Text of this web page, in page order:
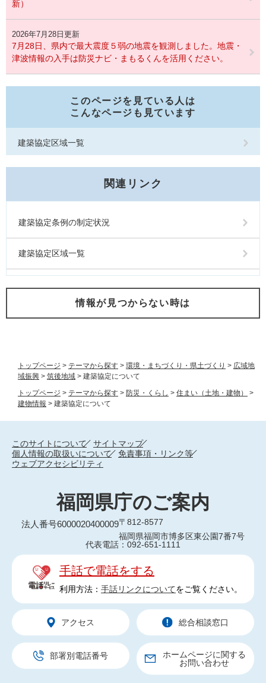
トップページ > テーマから探す > 環境・まちづくり・県土づくり > 広域地
域振興 > 筑後地域 > 建築協定について
トップページ > テーマから探す > 防災・くらし > 住まい（土地・建物）
>
建物情報 > 建築協定について
新）
2026年7月28日更新
7月28日、県内で最大震度５弱の地震を観測しました。地震・
津波情報の入手は防災ナビ・まもるくんを活用ください。
このページを見ている人は
こんなページも見ています
建築協定区域一覧
関連リンク
建築協定条例の制定状況
建築協定区域一覧
情報が見つからない時は
このサイトについて
サイトマップ
個人情報の取扱いについて
免責事項・リンク等
ウェブアクセシビリティ
福岡県庁のご案内
法人番号6000020400009〒812-8577
福岡県福岡市博多区東公園7番7号
代表電話：092-651-1111
手話で電話をする
利用方法： 手話リンクについてをご覧ください。
アクセス 総合相談窓口
部署別電話番号
ホームページに関する
お問い合わせ